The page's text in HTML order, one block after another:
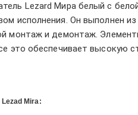
Lezard Мира белый с
исполнения. Он выполнен
монтаж и демонтаж.
это обеспечивает высокую
Mira: